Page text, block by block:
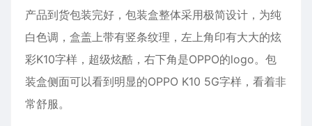
产品到货包装完好，包装盒整体采用极简设计，为纯
白色调，盒盖上带有竖条纹理，左上角印有大大的炫
彩K10字样，超级炫酷，右下角是OPPO的logo。包
装盒侧面可以看到明显的OPPO K10 5G字样，看着非
常舒服。